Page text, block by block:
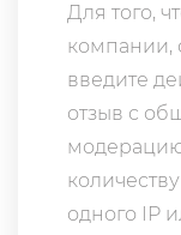
Для того,
компании,
введите
отзыв с
одного IP